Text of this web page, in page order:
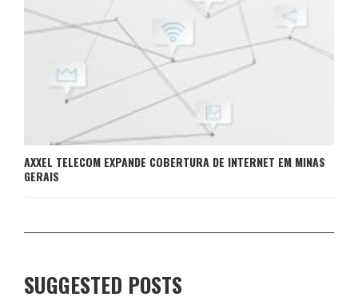
AXXEL TELECOM EXPANDE COBERTURA DE INTERNET EM MINAS
GERAIS
SUGGESTED POSTS